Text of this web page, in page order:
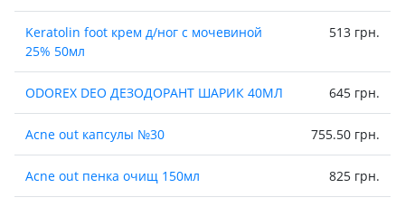
Keratolin foot крем д/ног с мочевиной
25% 50мл
513 грн.
ODOREX DEO ДЕЗОДОРАНТ ШАРИК 40МЛ 645 грн.
Acne out капсулы №30 755.50 грн.
Acne out пенка очищ 150мл 825 грн.